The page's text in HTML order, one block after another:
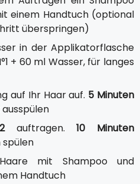
einem Handtuch (optional
überspringen)
in der Applikatorflasche
+ 60 ml Wasser, für langes
auf Ihr Haar auf. 5 Minuten
auftragen.10 Minuten
spülen
mit Shampoo und
Handtuch